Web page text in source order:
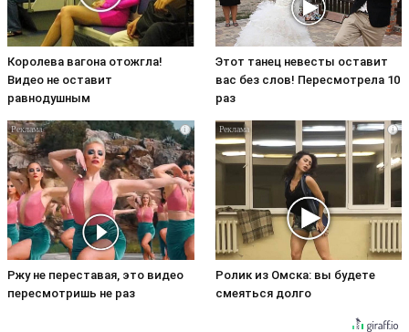
Королева вагона отожгла!
Видео не оставит
равнодушным
Этот танец невесты оставит
вас без слов! Пересмотрела 10
раз
i
Ржу не переставая, это видео
пересмотришь не раз
i
Ролик из Омска: вы будете
смеяться долго